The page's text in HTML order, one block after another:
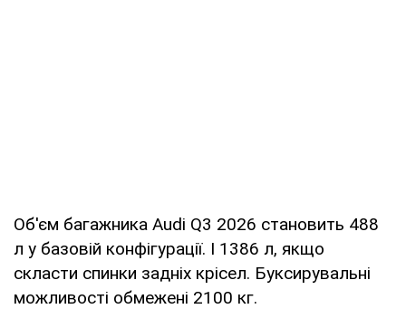
Об'єм багажника Audi Q3 2026 становить 488
л у базовій конфігурації. І 1386 л, якщо
скласти спинки задніх крісел. Буксирувальні
можливості обмежені 2100 кг.